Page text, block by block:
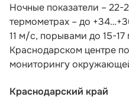
Ночные показатели – 22-
термометрах – до
11 м/с, порывами до 15-17
Краснодарском центре
мониторингу
Краснодарский край